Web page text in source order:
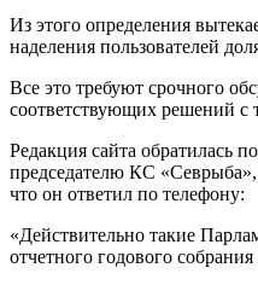
Из этого определения
наделения пользователей
Все это требуют срочного
соответствующих решений с
Редакция сайта обратилась
председателю КС
что он ответил по телефону:
«Действительно такие
отчетного годового